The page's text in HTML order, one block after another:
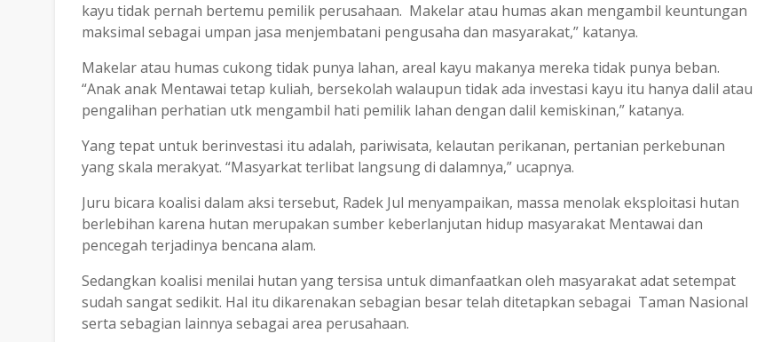
kayu tidak pernah bertemu pemilik perusahaan. Makelar atau humas akan mengambil keuntungan
maksimal sebagai umpan jasa menjembatani pengusaha dan masyarakat,” katanya.
Makelar atau humas cukong tidak punya lahan, areal kayu makanya mereka tidak punya beban.
“Anak anak Mentawai tetap kuliah, bersekolah walaupun tidak ada investasi kayu itu hanya dalil atau
pengalihan perhatian utk mengambil hati pemilik lahan dengan dalil kemiskinan,” katanya.
Yang tepat untuk berinvestasi itu adalah, pariwisata, kelautan perikanan, pertanian perkebunan
yang skala merakyat. “Masyarkat terlibat langsung di dalamnya,” ucapnya.
Juru bicara koalisi dalam aksi tersebut, Radek Jul menyampaikan, massa menolak eksploitasi hutan
berlebihan karena hutan merupakan sumber keberlanjutan hidup masyarakat Mentawai dan
pencegah terjadinya bencana alam.
Sedangkan koalisi menilai hutan yang tersisa untuk dimanfaatkan oleh masyarakat adat setempat
sudah sangat sedikit. Hal itu dikarenakan sebagian besar telah ditetapkan sebagai Taman Nasional
serta sebagian lainnya sebagai area perusahaan.